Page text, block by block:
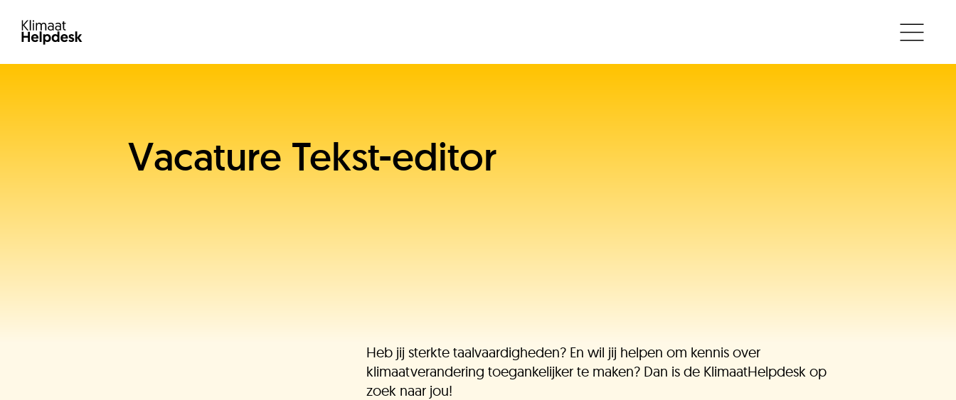
Vacature Tekst-editor
Heb jij sterkte taalvaardigheden? En wil jij helpen om kennis over
klimaatverandering toegankelijker te maken? Dan is de KlimaatHelpdesk op
zoek naar jou!